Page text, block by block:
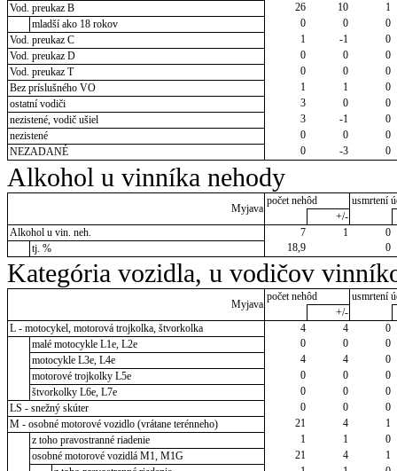
Vod. preukaz B
26 10
1
mladší ako 18 rokov
0 0
0
Vod. preukaz C
1 -1
0
Vod. preukaz D
0 0
0
Vod. preukaz T
0 0
0
Bez príslušného VO
1 1
0
ostatní vodiči
3 0
0
nezistené, vodič ušiel
3 -1
0
nezistené
0 0
0
NEZADANÉ
0 -3 0
Alkohol u vinníka nehody
Myjava
počet nehôd
usmrtení
+/-
Alkohol u vin. neh.
7 1
0
tj. %
18,9 0
Kategória vozidla, u vodičov
Myjava
počet nehôd
usmrtení
+/-
L - motocykel, motorová trojkolka, štvorkolka
4 4
0
malé motocykle L1e, L2e
0 0
0
motocykle L3e, L4e
4 4
0
motorové trojkolky L5e
0 0
0
štvorkolky L6e, L7e
0 0
0
LS - snežný skúter
0 0
0
M - osobné motorové vozidlo (vrátane terénneho)
21 4
1
z toho pravostranné riadenie
1 1
0
osobné motorové vozidlá M1, M1G
21 4
1